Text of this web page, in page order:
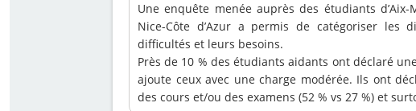
Une enquête menée auprès des étudiants
Nice-Côte d’Azur a permis de catégoriser les
difficultés et leurs besoins.
Près de 10 % des étudiants aidants ont déclaré
ajoute ceux avec une charge modérée. Ils ont
des cours et/ou des examens (52 % vs 27 %) et